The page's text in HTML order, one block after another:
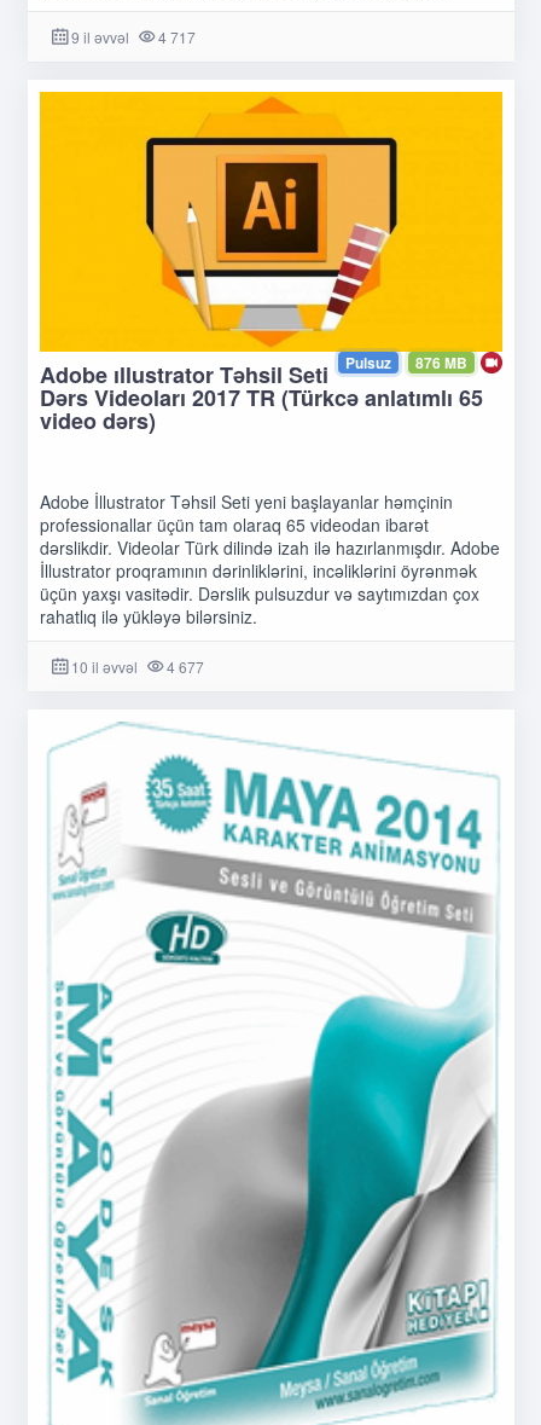
9 il əvvəl 4 717
876 MB
Pulsuz
Adobe ıllustrator Təhsil Seti
Dərs Videoları 2017 TR (Türkcə anlatımlı 65
video dərs)
Adobe İllustrator Təhsil Seti yeni başlayanlar həmçinin
professionallar üçün tam olaraq 65 videodan ibarət
dərslikdir. Videolar Türk dilində izah ilə hazırlanmışdır. Adobe
İllustrator proqramının dərinliklərini, incəliklərini öyrənmək
üçün yaxşı vasitədir. Dərslik pulsuzdur və saytımızdan çox
rahatlıq ilə yükləyə bilərsiniz.
10 il əvvəl 4 677